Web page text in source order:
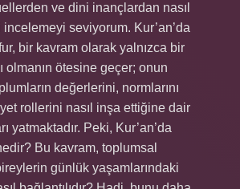
ve dini inançlardan nasıl
seviyorum. Kur’an’da
bir kavram olarak yalnızca bir
olmanın ötesine geçer; onun
değerlerini, normlarını
rollerini nasıl inşa ettiğine dair
yatmaktadır. Peki, Kur’an’da
Bu kavram, toplumsal
günlük yaşamlarındaki